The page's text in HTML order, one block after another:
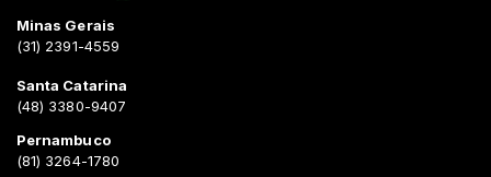
Minas Gerais
(31) 2391-4559
Santa Catarina
(48) 3380-9407
Pernambuco
(81) 3264-1780